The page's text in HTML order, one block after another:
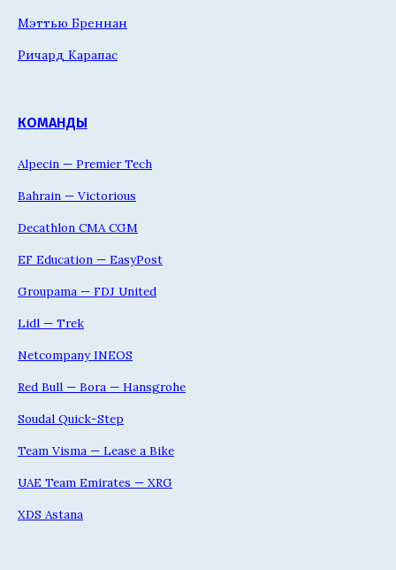
Мэттью Бреннан
Ричард Карапас
КОМАНДЫ
Alpecin — Premier Tech
Bahrain — Victorious
Decathlon CMA CGM
EF Education — EasyPost
Groupama — FDJ United
Lidl — Trek
Netcompany INEOS
Red Bull — Bora — Hansgrohe
Soudal Quick-Step
Team Visma — Lease a Bike
UAE Team Emirates — XRG
XDS Astana